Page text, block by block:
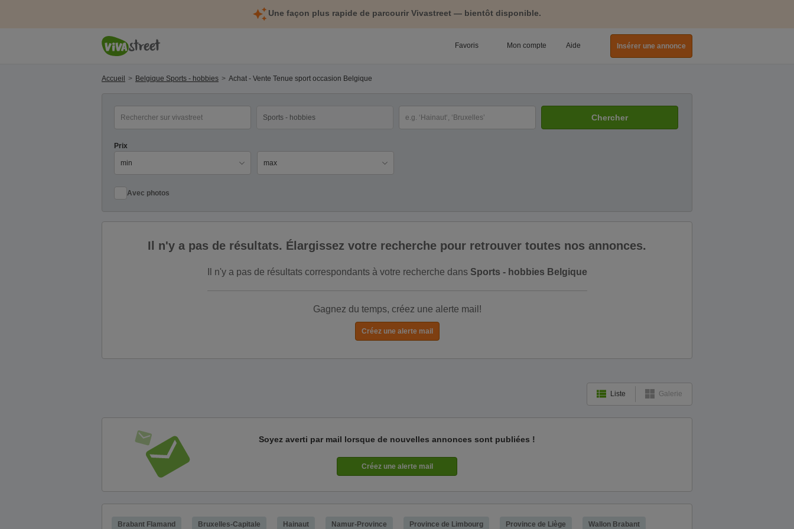
Une façon plus rapide de parcourir Vivastreet — bientôt disponible.
Favoris Mon compte Aide Insérer une annonce
Accueil Belgique Sports - hobbies Achat - Vente Tenue sport occasion Belgique
Chercher
Prix
Avec photos
Il n'y a pas de résultats. Élargissez votre recherche pour retrouver toutes nos annonces.
Il n'y a pas de résultats correspondants à votre recherche dans Sports - hobbies Belgique
Gagnez du temps, créez une alerte mail!
Liste Galerie
Soyez averti par mail lorsque de nouvelles annonces sont publiées !
Brabant Flamand Bruxelles-Capitale Hainaut Namur-Province Province de Limbourg Province de Liège Wallon Brabant